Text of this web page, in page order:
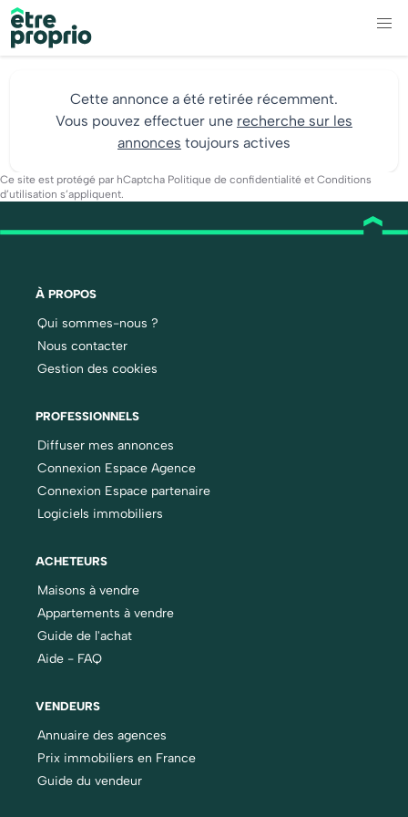
Cette annonce a été retirée récemment.
Vous pouvez effectuer une recherche sur les
annonces toujours actives
Ce site est protégé par hCaptcha Politique de confidentialité et Conditions
d’utilisation s’appliquent.
À PROPOS
Qui sommes-nous ?
Nous contacter
Gestion des cookies
PROFESSIONNELS
Diffuser mes annonces
Connexion Espace Agence
Connexion Espace partenaire
Logiciels immobiliers
ACHETEURS
Maisons à vendre
Appartements à vendre
Guide de l'achat
Aide - FAQ
VENDEURS
Annuaire des agences
Prix immobiliers en France
Guide du vendeur